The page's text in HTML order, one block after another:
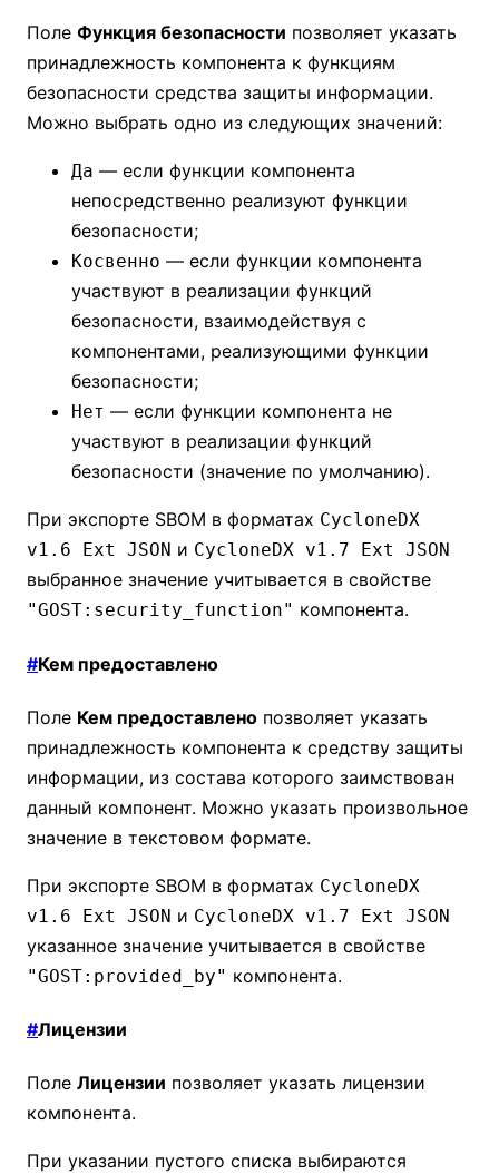
Поле Функция безопасности позволяет указать
принадлежность компонента к функциям
безопасности средства защиты информации.
Можно выбрать одно из следующих значений:
Да — если функции компонента
непосредственно реализуют функции
безопасности;
Косвенно — если функции компонента
участвуют в реализации функций
безопасности, взаимодействуя с
компонентами, реализующими функции
безопасности;
Нет — если функции компонента не
участвуют в реализации функций
безопасности (значение по умолчанию).
При экспорте SBOM в форматах CycloneDX
v1.6 Ext JSON и CycloneDX v1.7 Ext JSON
выбранное значение учитывается в свойстве
"GOST:security_function" компонента.
#Кем предоставлено
Поле Кем предоставлено позволяет указать
принадлежность компонента к средству защиты
информации, из состава которого заимствован
данный компонент. Можно указать произвольное
значение в текстовом формате.
При экспорте SBOM в форматах CycloneDX
v1.6 Ext JSON и CycloneDX v1.7 Ext JSON
указанное значение учитывается в свойстве
"GOST:provided_by" компонента.
#Лицензии
Поле Лицензии позволяет указать лицензии
компонента.
При указании пустого списка выбираются